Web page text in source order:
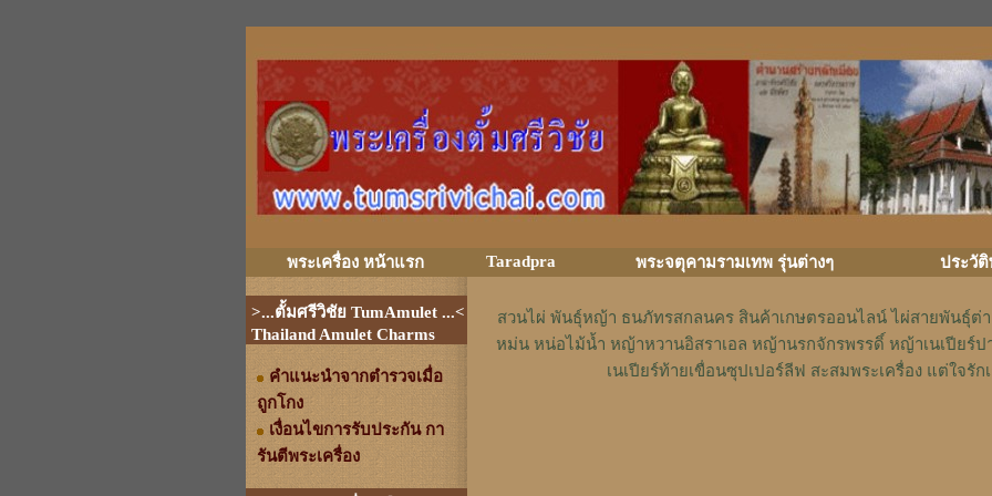
พระเครื่อง หน้าแรก Taradpra พระจตุคามรามเทพ รุ่นต่างๆ ประวัติ
>...ตั้มศรีวิชัย TumAmulet ...<
Thailand Amulet Charms
คำแนะนำจากตำรวจเมื่อ
ถูกโกง
เงื่อนไขการรับประกัน กา
รันตีพระเครื่อง
สวนไผ่ พันธุ์หญ้า ธนภัทรสกลนคร สินค้าเกษตรออนไลน์ ไผ่สายพันธุ์ต่า
หม่น หน่อไม้น้ำ หญ้าหวานอิสราเอล หญ้านรกจักรพรรดิ์ หญ้าเนเปียร์
เนเปียร์ท้ายเขื่อนซุปเปอร์ลีฟ สะสมพระเครื่อง แต่ใจรั